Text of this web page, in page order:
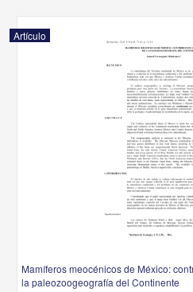
Artículo
Mamíferos meocénicos de México:
la paleozoogeografía del Continente